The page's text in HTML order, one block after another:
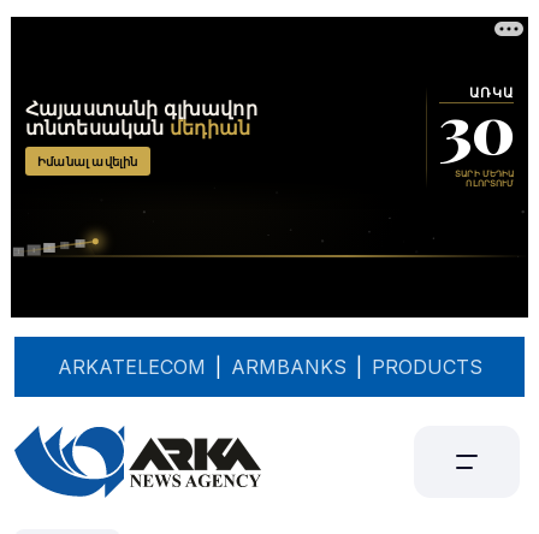
ARKATELECOM ARMBANKS PRODUCTS